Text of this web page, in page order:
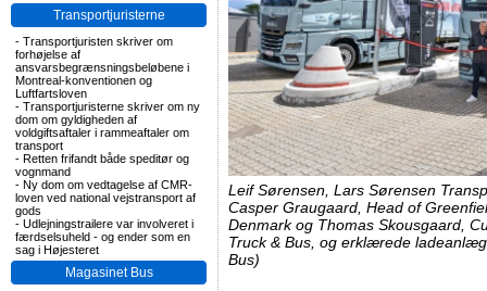
Transportjuristerne
- Transportjuristen skriver om
forhøjelse af
ansvarsbegrænsningsbeløbene i
Montreal-konventionen og
Luftfartsloven
- Transportjuristerne skriver om ny
dom om gyldigheden af
voldgiftsaftaler i rammeaftaler om
transport
- Retten frifandt både speditør og
vognmand
- Ny dom om vedtagelse af CMR-
loven ved national vejstransport af
gods
- Udlejningstrailere var involveret i
færdselsuheld - og ender som en
sag i Højesteret
Magasinet Bus
Leif Sørensen, Lars Sørensen
Casper Graugaard, Head of
Denmark og Thomas Skousgaard,
Truck & Bus, og erklærede
Bus)